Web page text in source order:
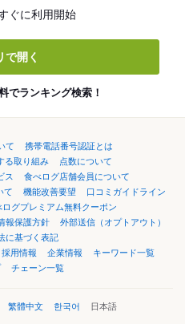
ぐに利用開始
で開く
でランキング検索！
て
携帯電話番号認証とは
る取り組み
点数について
ス
食べログ店舗会員について
て
機能改善要望
口コミガイドライン
ログプレミアム無料クーポン
報保護方針
外部送信（オプトアウト）
に基づく表記
採用情報 企業情報
キーワード一覧
チェーン一覧
繁體中文 한국어 日本語